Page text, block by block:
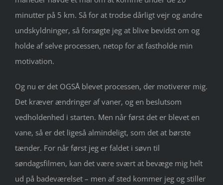
minutter på 5 km. Så for at trodse dårligt vejr og andre
undskyldninger, så forsøgte jeg at blive bevidst om og
holde af selve processen, netop for at fastholde min
motivation.
Og nu er det OGSÅ blevet processen, der motiverer mig.
Det kræver ændringer af vaner, og en beslutsom
vedholdenhed i starten. Men når først det er blevet en
vane, så er det ligeså almindeligt, som det at børste
tænder. For når først jeg er faldet i søvn til
søndagsfilmen, kan det være svært at bevæge mig helt
ud på badeværelset – men af sted kommer jeg og stiller